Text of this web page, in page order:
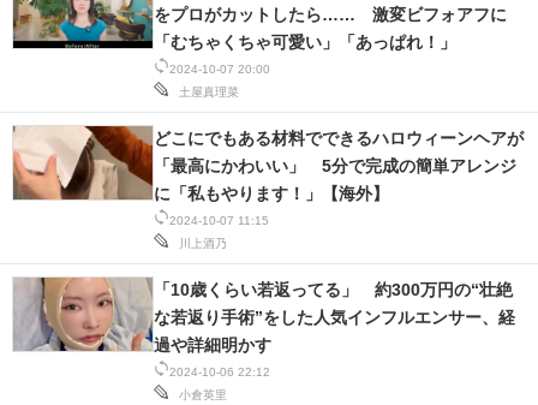
2024-10-07 20:00
土屋真理菜
をプロがカットしたら…… 激変ビフォアフに
「むちゃくちゃ可愛い」「あっぱれ！」
2024-10-07 11:15
川上酒乃
どこにでもある材料でできるハロウィーンヘアが
「最高にかわいい」 5分で完成の簡単アレンジ
に「私もやります！」【海外】
2024-10-06 22:12
小倉英里
「10歳くらい若返ってる」 約300万円の“壮絶
な若返り手術”をした人気インフルエンサー、経
過や詳細明かす